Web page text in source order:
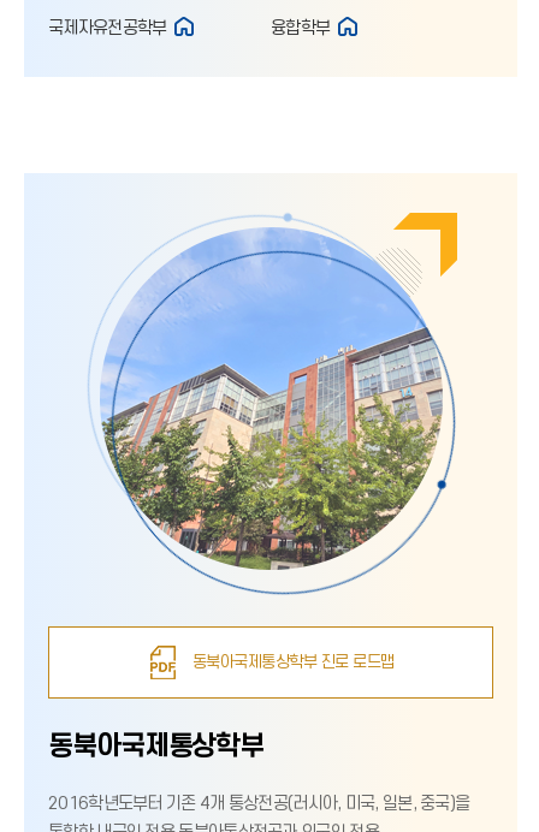
국제자유전공학부 융합학부
동북아국제통상학부 진로 로드맵
동북아국제통상학부
2016학년도부터 기존 4개 통상전공(러시아, 미국, 일본, 중국)을